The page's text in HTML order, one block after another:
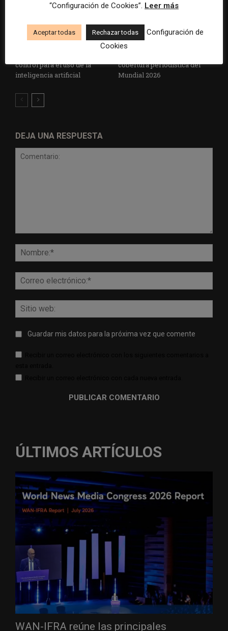
control para el uso de la
inteligencia artificial
ADEPA crea un premio
cobertura periodística del
Mundial 2026
DEJA UNA RESPUESTA
Guardar mis datos para la próxima vez que comente
ÚLTIMOS ARTÍCULOS
WAN-IFRA reúne las principales
“Configuración de Cookies”. Leer más
Aceptar todas Rechazar todas
Configuración de
Cookies